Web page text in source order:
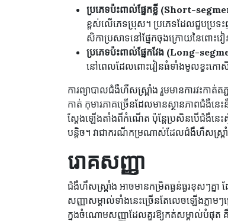
ប្រភេទប៉ះពាល់ផ្នែកខ្លី (Short-
ខ្ពស់លើភេទប្រុស។ ប្រភេទដែលជួបប្រទះញឹ
សិកាប្រសាទនៅផ្នែកចុងក្រោយនៃពោះវ
ប្រភេទប៉ះពាល់ផ្នែកវែង (Long-
នៅពេលដែលពោះវៀនធំទាំងមូលខ្វះកោ
ការព្យាបាលជំងឺហឺសស្ព្រាំង រួមមានការវះកាត់
កាត់ កុមារភាគច្រើនដែលមានស្ថានភាពជំងឺន
ស្តែងឡើងតាំងពីកំណើត ប៉ុន្តែប្រសិនបើជំងឺនេ
បន្តិច។ វាជាករណីកម្រណាស់ដែលជំងឺហឺសស្ព្រ
រោគសញ្ញា
ជំងឺហឺសស្ព្រាំង អាចមានកម្រិតធ្ងន់ធ្ងរខុសៗគ្ន
សញ្ញាសម្គាល់ទាំងនេះច្រើនតែលេចឡើងភ្លា
ក្នុងចំណោមសញ្ញាដែលគួរឱ្យកត់សម្គាល់បំផុត